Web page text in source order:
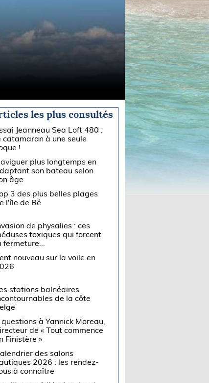
les plus consultés
Jeanneau Sea Loft 480 :
catamaran à une seule
!
plus longtemps en
son bateau selon
âge
3 des plus belles plages
l'île de Ré
de physalies : ces
toxiques qui forcent
fermeture...
nouveau sur la voile en
stations balnéaires
de la côte
à Yannick Moreau,
de « Tout commence
Finistère »
des salons
2026 : les rendez-
à connaître